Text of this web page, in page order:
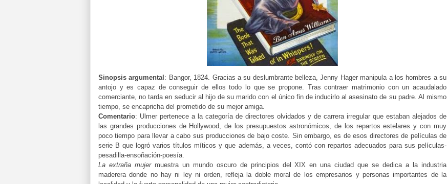
Sinopsis argumental : Bangor, 1824. Gracias a su deslumbrante belleza, Jenny Hager manipula a los hombres a su
antojo y es capaz de conseguir de ellos todo lo que se propone. Tras contraer matrimonio con un acaudalado
comerciante, no tarda en seducir al hijo de su marido con el único fin de inducirlo al asesinato de su padre. Al mismo
tiempo, se encapricha del prometido de su mejor amiga.
Comentario: Ulmer pertenece a la categoría de directores olvidados y de carrera irregular que estaban alejados de
las grandes producciones de Hollywood, de los presupuestos astronómicos, de los repartos estelares y con muy
poco tiempo para llevar a cabo sus producciones de bajo coste. Sin embargo, es de esos directores de películas de
serie B que logró varios títulos míticos y que además, a veces, contó con repartos adecuados para sus películas-
pesadilla-ensoñación-poesía.
La extraña mujermuestra un mundo oscuro de principios del XIX en una ciudad que se dedica a la industria
maderera donde no hay ni ley ni orden, refleja la doble moral de los empresarios y personas importantes de la